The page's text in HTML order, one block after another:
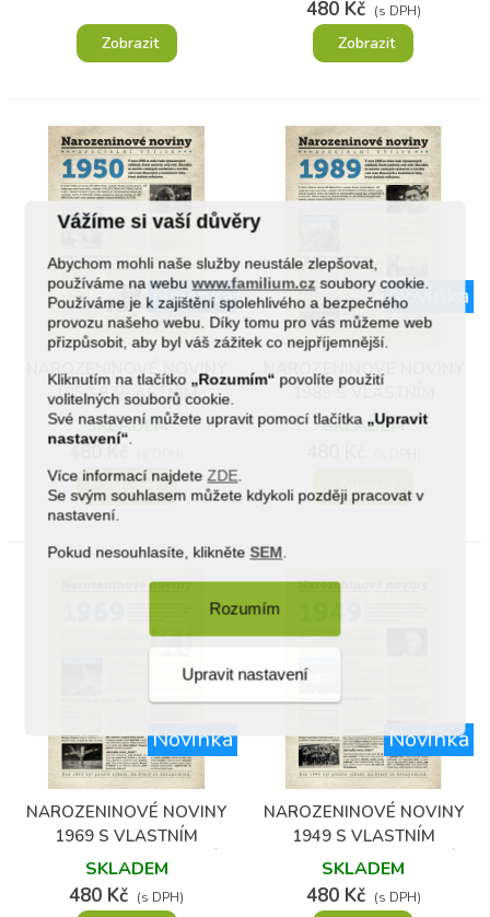
Vážíme si vaší důvěry
Abychom mohli naše služby neustále zlepšovat,
používáme na webuwww.familium.cz soubory cookie.
Používáme je k zajištění spolehlivého a bezpečného
provozu našeho webu. Díky tomu pro vás můžeme web
přizpůsobit, aby byl váš zážitek co nejpříjemnější.
Kliknutím na tlačítko „Rozumím“ povolíte použití
volitelných souborů cookie.
Své nastavení můžete upravit pomocí tlačítka „Upravit
nastavení“
Více informací najdete ZDE
Se svým souhlasem můžete kdykoli později pracovat v
nastavení.
Pokud nesouhlasíte, klikněte SEM
Rozumím
Upravit nastavení
Zobrazit
480 Kč (s DPH)
Zobrazit
Novinka
NAROZENINOVÉ NOVINY
1950 S VLASTNÍM
TEXTEM A FOTOGRAFIÍ
SKLADEM
480 Kč
Zobrazit
Novinka
NAROZENINOVÉ NOVINY
1989 S VLASTNÍM
TEXTEM A FOTOGRAFIÍ
SKLADEM
Zobrazit
Novinka
NAROZENINOVÉ NOVINY
1969 S VLASTNÍM
TEXTEM A FOTOGRAFIÍ
SKLADEM
480 Kč (s DPH)
Novinka
NAROZENINOVÉ NOVINY
1949 S VLASTNÍM
TEXTEM A FOTOGRAFIÍ
SKLADEM
480 Kč (s DPH)